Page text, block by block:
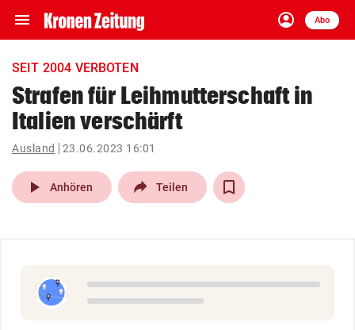
menu Navigation
ein-/ausklappen
account_circle
Anmelden
Abo
close Schließen
account_circle Anmelden
pin_drop
Wien arrow_right
search
eingeben
SEIT 2004 VERBOTEN
Strafen für Leihmutterschaft in
Italien verschärft
Ausland 23.06.2023 16:01
play_arrow Anhören Teilen